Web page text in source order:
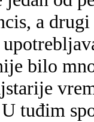
a
bilo
tuđim